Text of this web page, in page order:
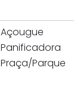
Açougue
Panificadora
Praça/Parque